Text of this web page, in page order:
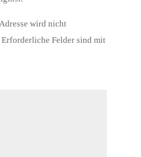
wird nicht
Erforderliche Felder sind mit